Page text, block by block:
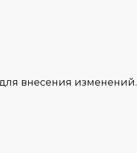
внесения изменений.